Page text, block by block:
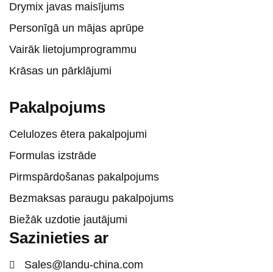
Drymix javas maisījums
Personīgā un mājas aprūpe
Vairāk lietojumprogrammu
Krāsas un pārklājumi
Pakalpojums
Celulozes ētera pakalpojumi
Formulas izstrāde
Pirmspārdošanas pakalpojums
Bezmaksas paraugu pakalpojums
Biežāk uzdotie jautājumi
Sazinieties ar
Sales@landu-china.com